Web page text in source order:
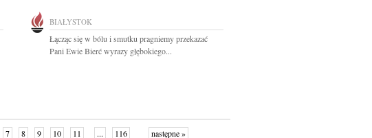
BIAŁYSTOK
Łącząc się w bólu i smutku pragniemy przekazać
Pani Ewie Bierć wyrazy głębokiego...
7 8 9 10 11 ... 116 następne »